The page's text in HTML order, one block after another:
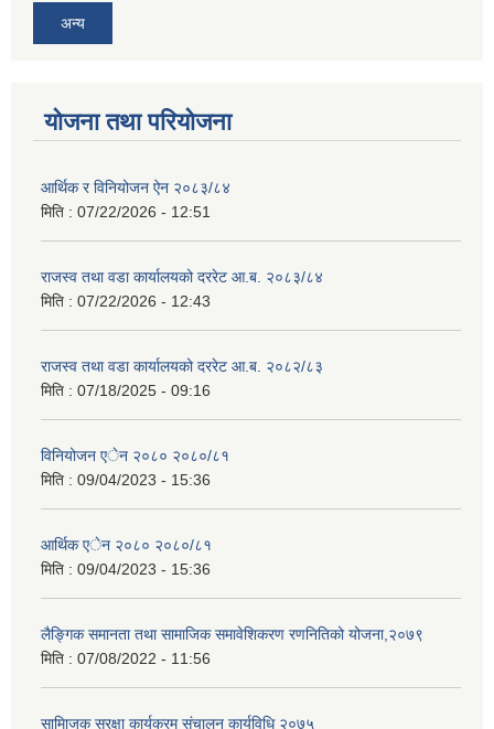
अन्य
योजना तथा परियोजना
आर्थिक र विनियोजन ऐन २०८३/८४
मिति : 07/22/2026 - 12:51
राजस्व तथा वडा कार्यालयको दररेट आ.ब. २०८३/८४
मिति : 07/22/2026 - 12:43
राजस्व तथा वडा कार्यालयको दररेट आ.ब. २०८२/८३
मिति : 07/18/2025 - 09:16
विनियोजन एेन २०८० २०८०/८१
मिति : 09/04/2023 - 15:36
आर्थिक एेन २०८० २०८०/८१
मिति : 09/04/2023 - 15:36
लैङ्गिक समानता तथा सामाजिक समावेशिकरण रणनितिको योजना,२०७९
मिति : 07/08/2022 - 11:56
सामािजक सुरक्षा कार्यक्रम संचालन कार्यविधि २०७५